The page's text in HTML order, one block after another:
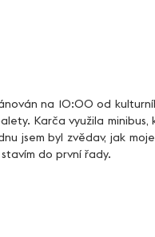
Karča využila
jsem byl zvědav, jak
do první řady.